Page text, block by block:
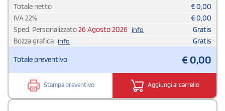
Totale netto
€0,00
IVA22% €0,00
Sped. Personalizzato26 Agosto 2026 info
Gratis
Bozza grafica info Gratis
Totale preventivo €0,00
Stampa preventivo Aggiungi al carrello